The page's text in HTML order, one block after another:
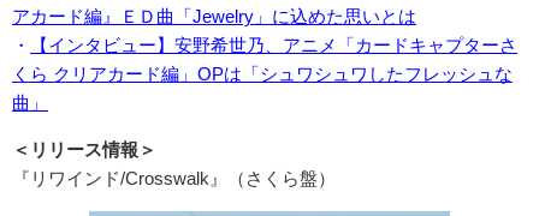
アカード編』ＥＤ曲「Jewelry」に込めた思いとは
・
【インタビュー】安野希世乃、アニメ「カードキャプターさ
くら クリアカード編」OPは「シュワシュワしたフレッシュな
曲」
＜リリース情報＞
『リワインド/Crosswalk』（さくら盤）